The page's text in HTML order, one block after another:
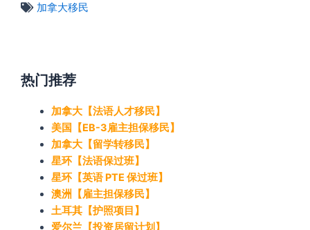
加拿大移民
热门推荐
加拿大【法语人才移民】
美国【EB-3雇主担保移民】
加拿大【留学转移民】
星环【法语保过班】
星环【英语 PTE 保过班】
澳洲【雇主担保移民】
土耳其【护照项目】
爱尔兰【投资居留计划】